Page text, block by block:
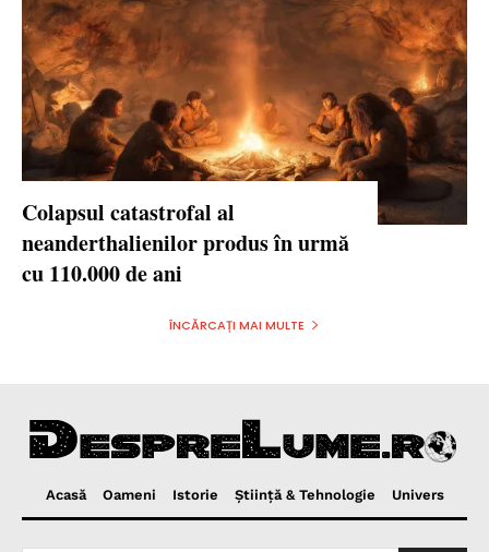
Colapsul catastrofal al
neanderthalienilor produs în urmă
cu 110.000 de ani
ÎNCĂRCAȚI MAI MULTE
Acasă Oameni Istorie Ştiinţă & Tehnologie Univers